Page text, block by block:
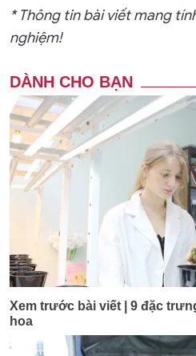
* Thông tin bài viết mang
nghiệm!